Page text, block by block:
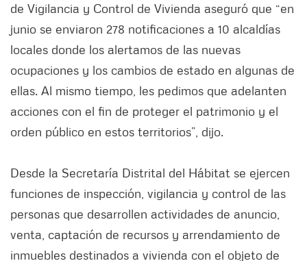
de Vigilancia y Control de Vivienda aseguró que “en
junio se enviaron 278 notificaciones a 10 alcaldías
locales donde los alertamos de las nuevas
ocupaciones y los cambios de estado en algunas de
ellas. Al mismo tiempo, les pedimos que adelanten
acciones con el fin de proteger el patrimonio y el
orden público en estos territorios”, dijo.
Desde la Secretaría Distrital del Hábitat se ejercen
funciones de inspección, vigilancia y control de las
personas que desarrollen actividades de anuncio,
venta, captación de recursos y arrendamiento de
inmuebles destinados a vivienda con el objeto de